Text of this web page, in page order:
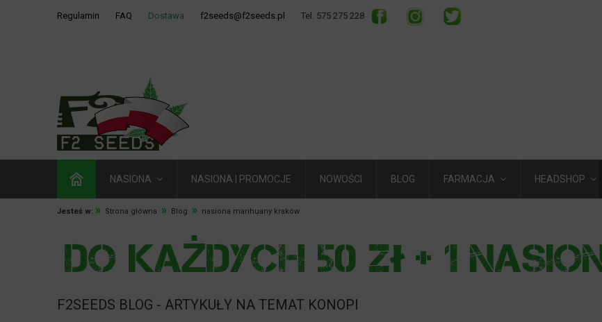
Regulamin FAQ Dostawa f2seeds@f2seeds.pl Tel. 575 275 228
NASIONA NASIONA | PROMOCJE NOWOŚCI BLOG FARMACJA HEADSHOP
Jesteś w: » Strona główna » Blog » nasiona marihuany kraków
F2SEEDS BLOG - ARTYKUŁY NA TEMAT KONOPI